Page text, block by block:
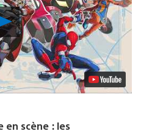
Lancer
la
vidéo
en scène : les